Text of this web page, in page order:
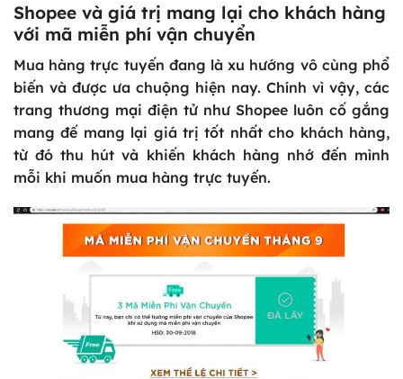
Shopee và giá trị mang lại cho khách hàng
với mã miễn phí vận chuyển
Mua hàng trực tuyến đang là xu hướng vô cùng phổ
biến và được ưa chuộng hiện nay. Chính vì vậy, các
trang thương mại điện tử như Shopee luôn cố gắng
mang đế mang lại giá trị tốt nhất cho khách hàng,
từ đó thu hút và khiến khách hàng nhớ đến mình
mỗi khi muốn mua hàng trực tuyến.